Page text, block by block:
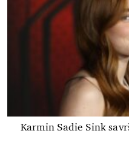
Karmin Sadie Sink